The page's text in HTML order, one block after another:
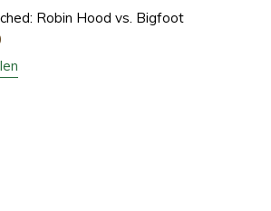
Robin Hood vs. Bigfoot